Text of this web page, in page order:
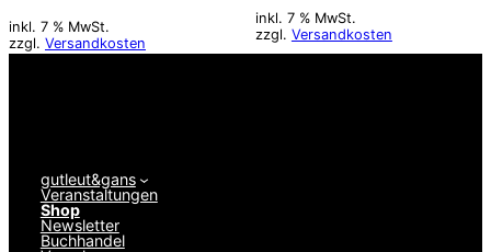
inkl. 7 % MwSt.
zzgl. Versandkosten
inkl. 7 % MwSt.
zzgl. Versandkosten
gutleut&gans
Veranstaltungen
Shop
Newsletter
Buchhandel